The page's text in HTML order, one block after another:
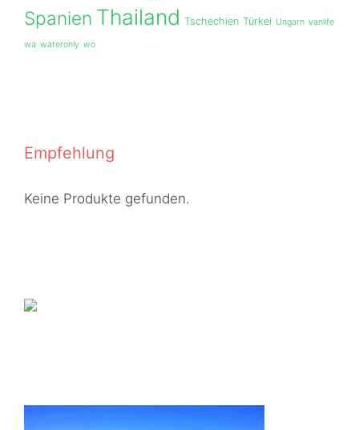
Spanien Thailand Tschechien Türkei Ungarn vanlife
wa wateronly wo
Empfehlung
Keine Produkte gefunden.